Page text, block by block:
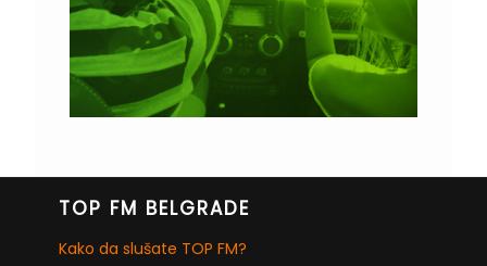
TOP FM BELGRADE
Kako da slušate TOP FM?